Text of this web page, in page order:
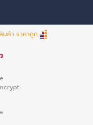
ค้า ราคาถูก